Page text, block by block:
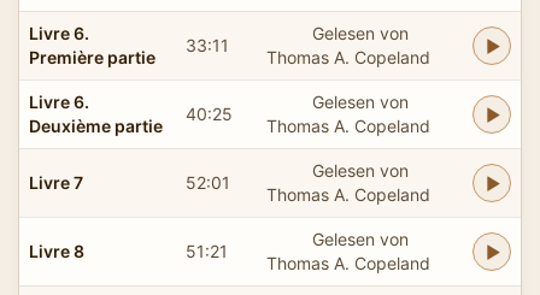
Livre 6.
Première partie
33:11
Gelesen von
Thomas A. Copeland
Livre 6.
Deuxième partie
40:25
Gelesen von
Thomas A. Copeland
Livre 7 52:01
Gelesen von
Thomas A. Copeland
Livre 8 51:21
Gelesen von
Thomas A. Copeland